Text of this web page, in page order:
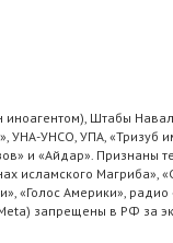
Штабы
УНСО, УПА, «Тризуб
и «Айдар».
исламского Магриба»,
«Голос Америки»,
запрещены в РФ за